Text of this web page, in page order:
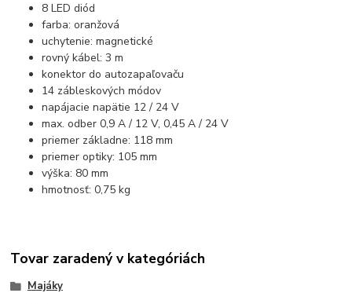
8 LED diód
farba: oranžová
uchytenie: magnetické
rovný kábel: 3 m
konektor do autozapaľovaču
14 zábleskových módov
napájacie napätie 12 / 24 V
max. odber 0,9 A / 12 V, 0,45 A / 24 V
priemer základne: 118 mm
priemer optiky: 105 mm
výška: 80 mm
hmotnosť: 0,75 kg
Tovar zaradený v kategóriách
Majáky